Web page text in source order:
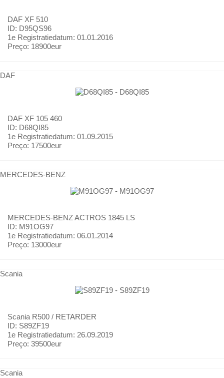
DAF XF 510
ID: D95QS96
1e Registratiedatum: 01.01.2016
Preço: 18900eur
DAF
DAF XF 105 460
ID: D68QI85
1e Registratiedatum: 01.09.2015
Preço: 17500eur
MERCEDES-BENZ
MERCEDES-BENZACTROS 1845 LS
ID: M91OG97
1e Registratiedatum: 06.01.2014
Preço: 13000eur
Scania
Scania R500 / RETARDER
ID: S89ZF19
1e Registratiedatum: 26.09.2019
Preço: 39500eur
Scania